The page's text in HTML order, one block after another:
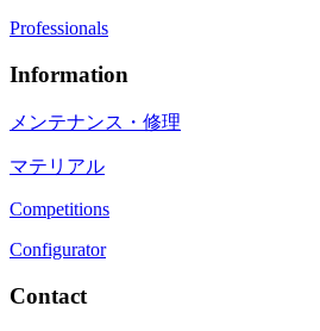
Professionals
Information
メンテナンス・修理
マテリアル
Competitions
Configurator
Contact